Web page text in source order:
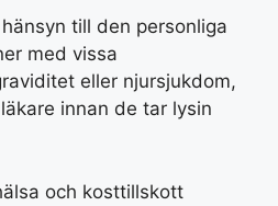
till den personliga
med vissa
eller njursjukdom,
innan de tar lysin
och kosttillskott